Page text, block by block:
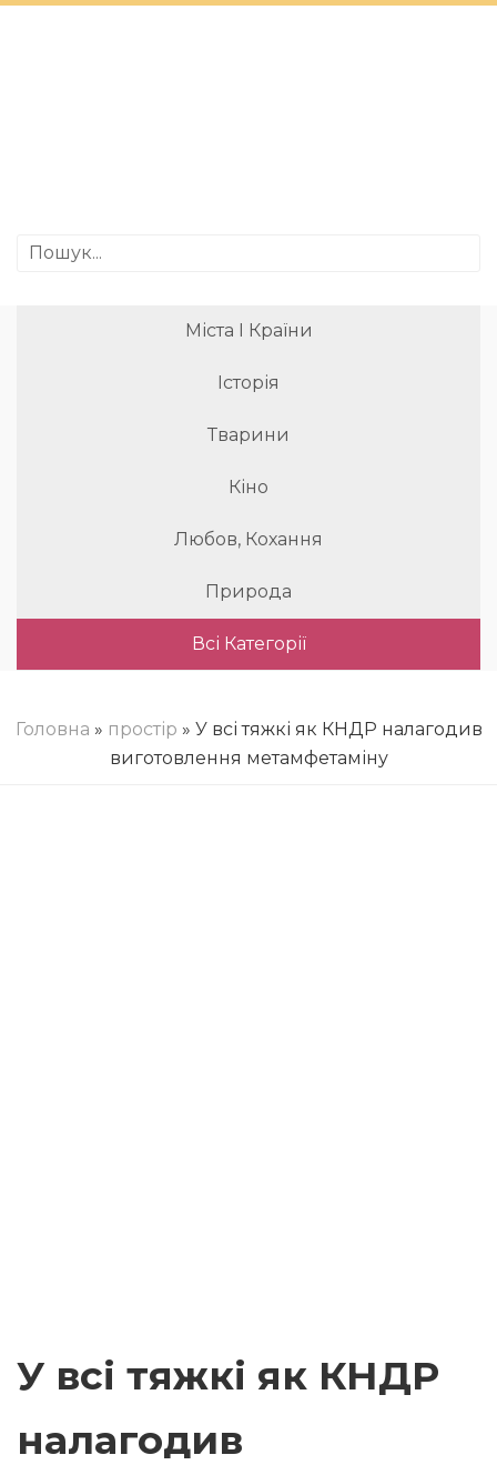
Міста І Країни
Історія
Тварини
Кіно
Любов, Кохання
Природа
Всі Категорії
Головна » простір » У всі тяжкі як КНДР налагодив
виготовлення метамфетаміну
У всі тяжкі як КНДР
налагодив